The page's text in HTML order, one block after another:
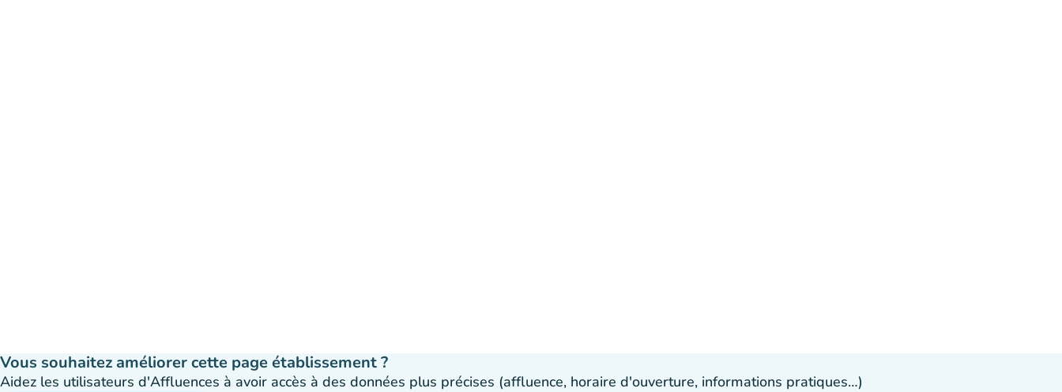
Vous souhaitez améliorer cette page établissement ?
Aidez les utilisateurs d'Affluences à avoir accès à des données plus précises (affluence, horaire d'ouverture, informations pratiques…)